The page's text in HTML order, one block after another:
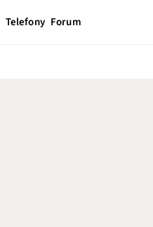
Telefony Forum